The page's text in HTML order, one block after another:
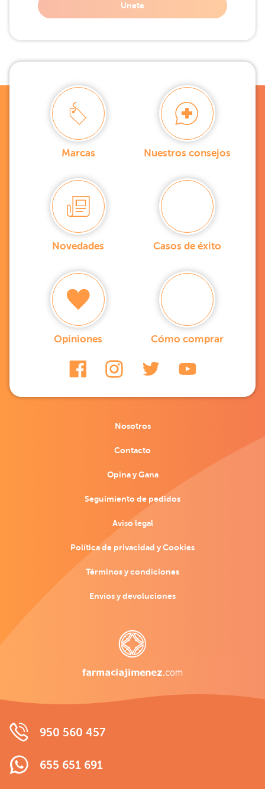
Unete
Marcas Nuestros consejos
Novedades Casos de éxito
Opiniones Cómo comprar
Nosotros
Contacto
Opina y Gana
Seguimiento de pedidos
Aviso legal
Política de privacidad y Cookies
Términos y condiciones
Envíos y devoluciones
950 560 457
655 651 691